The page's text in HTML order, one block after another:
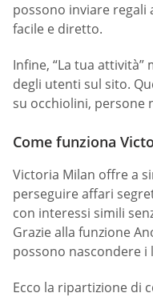
possono inviare regali
facile e diretto.
Infine, “La tua
degli utenti sul sito.
su occhiolini, persone
Come funziona
Victoria Milan offre a
perseguire affari
con interessi simili
Grazie alla funzione
possono nascondere i
Ecco la ripartizione di